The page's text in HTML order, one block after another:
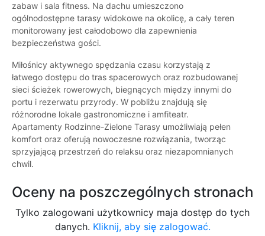
zabaw i sala fitness. Na dachu umieszczono
ogólnodostępne tarasy widokowe na okolicę, a cały teren
monitorowany jest całodobowo dla zapewnienia
bezpieczeństwa gości.
Miłośnicy aktywnego spędzania czasu korzystają z
łatwego dostępu do tras spacerowych oraz rozbudowanej
sieci ścieżek rowerowych, biegnących między innymi do
portu i rezerwatu przyrody. W pobliżu znajdują się
różnorodne lokale gastronomiczne i amfiteatr.
Apartamenty Rodzinne-Zielone Tarasy umożliwiają pełen
komfort oraz oferują nowoczesne rozwiązania, tworząc
sprzyjającą przestrzeń do relaksu oraz niezapomnianych
chwil.
Oceny na poszczególnych stronach
Tylko zalogowani użytkownicy maja dostęp do tych
danych. Kliknij, aby się zalogować.